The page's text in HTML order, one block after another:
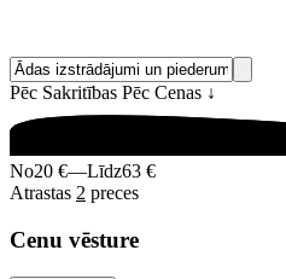
Pēc Sakritības Pēc Cenas ↓
No20 €—Līdz63 €
Atrastas 2 preces
Cenu vēsture